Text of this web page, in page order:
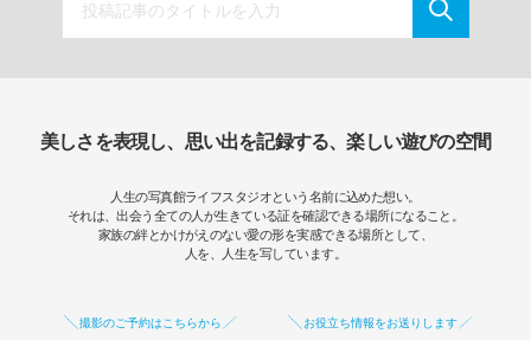
美しさを表現し、思い出を記録する、楽しい遊びの空間
人生の写真館ライフスタジオという名前に込めた想い。
それは、出会う全ての人が生きている証を確認できる場所になること。
家族の絆とかけがえのない愛の形を実感できる場所として、
人を、人生を写しています。
撮影のご予約はこちらから お役立ち情報をお送りします